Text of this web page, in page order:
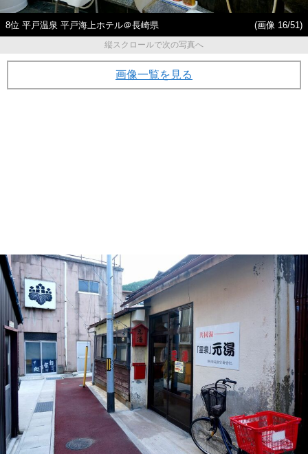
8位 平戸温泉 平戸海上ホテル＠長崎県
(画像 16/51)
縦スクロールで次の写真へ
画像一覧を見る